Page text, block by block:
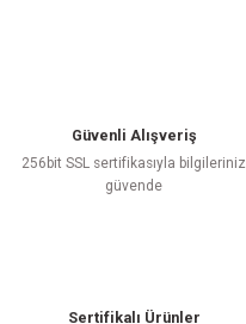
Güvenli Alışveriş
256bit SSL sertifikasıyla bilgileriniz
güvende
Sertifikalı Ürünler